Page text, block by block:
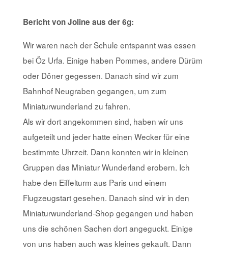
Bericht von Joline aus der 6g:
Wir waren nach der Schule entspannt was essen
bei Öz Urfa. Einige haben Pommes, andere Dürüm
oder Döner gegessen. Danach sind wir zum
Bahnhof Neugraben gegangen, um zum
Miniaturwunderland zu fahren.
Als wir dort angekommen sind, haben wir uns
aufgeteilt und jeder hatte einen Wecker für eine
bestimmte Uhrzeit. Dann konnten wir in kleinen
Gruppen das Miniatur Wunderland erobern. Ich
habe den Eiffelturm aus Paris und einem
Flugzeugstart gesehen. Danach sind wir in den
Miniaturwunderland-Shop gegangen und haben
uns die schönen Sachen dort angeguckt. Einige
von uns haben auch was kleines gekauft. Dann